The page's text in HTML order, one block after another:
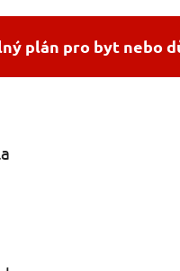
plán pro byt nebo